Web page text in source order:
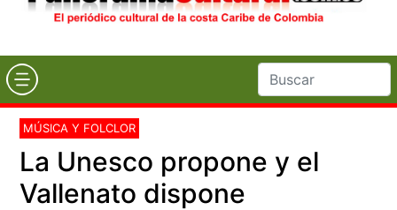
MÚSICA Y FOLCLOR
La Unesco propone y el
Vallenato dispone